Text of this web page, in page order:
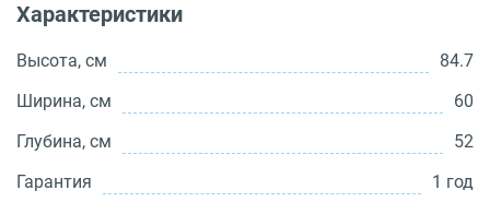
Характеристики
Высота, см
84.7
Ширина, см
60
Глубина, см
52
Гарантия
1 год